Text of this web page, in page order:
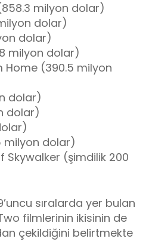
milyon dolar)
dolar)
dolar)
milyon dolar)
Home (390.5 milyon
dolar)
dolar)
milyon dolar)
Skywalker (şimdilik 200
sıralarda yer bulan
filmlerinin ikisinin de
çekildiğini belirtmekte